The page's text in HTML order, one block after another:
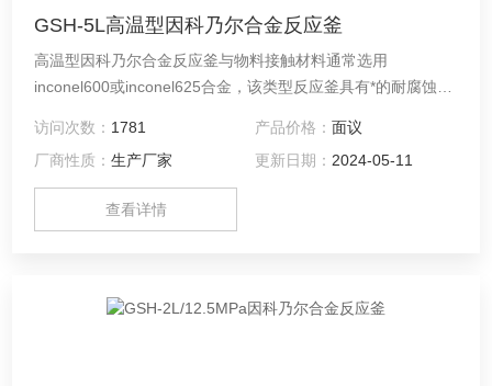
GSH-5L高温型因科乃尔合金反应釜
高温型因科乃尔合金反应釜与物料接触材料通常选用
inconel600或inconel625合金，该类型反应釜具有*的耐腐蚀
650℃，inconel625可耐Z高温度850℃，因科乃尔合金反应釜
被广泛应用于耐腐蚀或耐高温环境。
访问次数： 1781 产品价格： 面议
厂商性质：生产厂家 更新日期： 2024-05-11
查看详情